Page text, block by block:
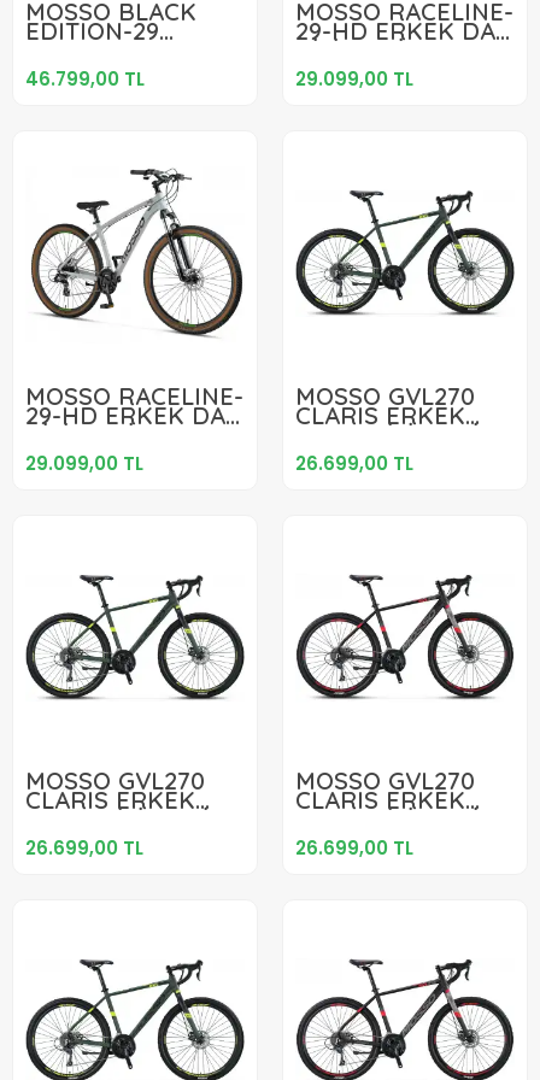
MOSSO BLACK
EDITION-29
DEORE ERKEK
DAĞ BİSİKLETİ
508H HD 29 JANT
46.799,00 TL
Sepete Ekle
MOSSO RACELINE-
29-HD ERKEK DAĞ
BİSİKLETİ 508H 29
JANT 24 VİTES
MATT NARDO
29.099,00 TL
Sepete Ekle
MOSSO RACELINE-
29-HD ERKEK DAĞ
BİSİKLETİ 457H 29
JANT 24 VİTES
MATT NARDO
29.099,00 TL
Sepete Ekle
MOSSO GVL270
CLARIS ERKEK
YARIŞ BİSİKLETİ
533H MD 27.5
JANT 16 VİTES
26.699,00 TL
Sepete Ekle
MOSSO GVL270
CLARIS ERKEK
YARIŞ BİSİKLETİ
482H MD 27.5
JANT 16 VİTES
26.699,00 TL
Sepete Ekle
MOSSO GVL270
CLARIS ERKEK
YARIŞ BİSİKLETİ
482H MD 27.5
JANT 16 VİTES
26.699,00 TL
Sepete Ekle